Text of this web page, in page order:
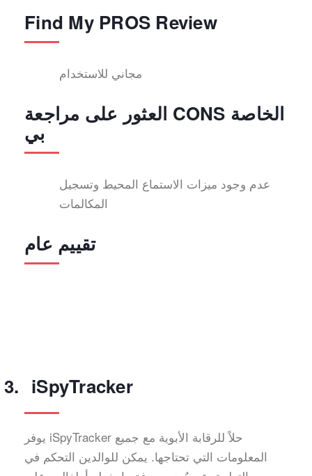
Find My PROS Review
مجاني للاستخدام
العثور على مراجعة CONS الخاصة
بي
عدم وجود ميزات الاستماع المحيط وتسجيل
المكالمات
تقييم عام
iSpyTracker
يوفر iSpyTracker حلاً للرقابة الأبوية مع جميع
المعلومات التي تحتاجها. يمكن للوالدين التحكم في